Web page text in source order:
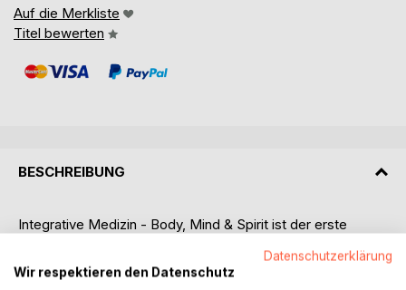
Auf die Merkliste
Titel bewerten
BESCHREIBUNG
Integrative Medizin - Body, Mind & Spirit ist der erste
Fachpersonen. Das Werk verbindet konventionelle Medizin,
evidenzorientierte Komplementärmedizin, Psychosomatik,
Datenschutzerklärung
Wir respektieren den Datenschutz